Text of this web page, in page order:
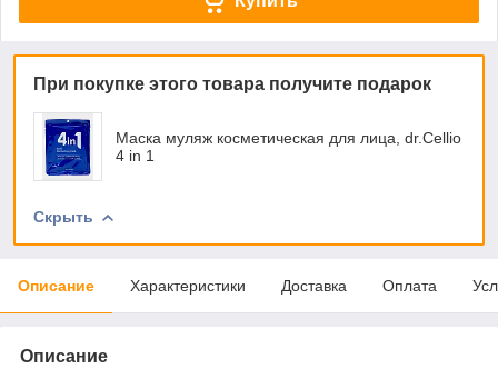
При покупке этого товара получите подарок
Маска муляж косметическая для лица, dr.Cellio
4 in 1
Скрыть
Описание Характеристики Доставка Оплата
Описание